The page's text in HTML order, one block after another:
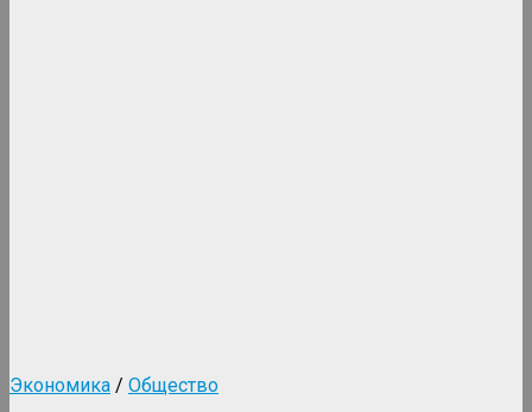
Экономика / Общество